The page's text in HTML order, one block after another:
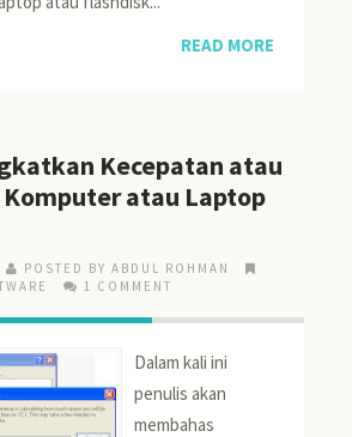
READ MORE
Kecepatan atau
atau Laptop
POSTED BY ABDUL ROHMAN
1 COMMENT
Dalam kali ini
penulis akan
membahas